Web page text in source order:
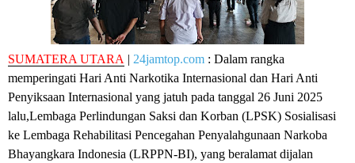
SUMATERA UTARA | 24jamtop.com : Dalam rangka
memperingati Hari Anti Narkotika Internasional dan Hari Anti
Penyiksaan Internasional yang jatuh pada tanggal 26 Juni 2025
lalu,Lembaga Perlindungan Saksi dan Korban (LPSK) Sosialisasi
ke Lembaga Rehabilitasi Pencegahan Penyalahgunaan Narkoba
Bhayangkara Indonesia (LRPPN-BI), yang beralamat dijalan